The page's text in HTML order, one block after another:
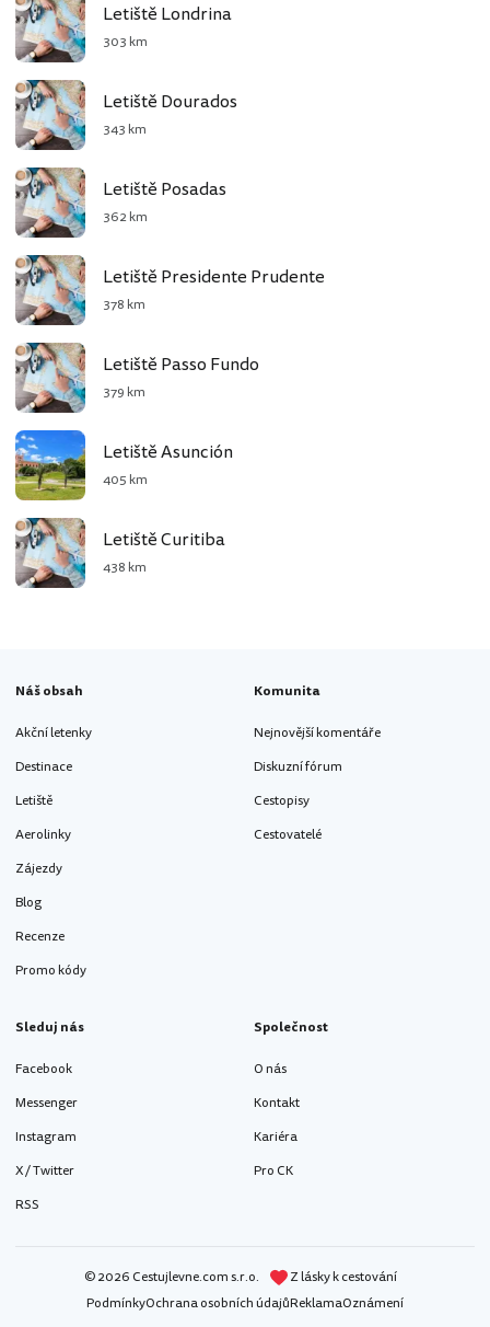
Letiště Londrina
303 km
Letiště Dourados
343 km
Letiště Posadas
362 km
Letiště Presidente Prudente
378 km
Letiště Passo Fundo
379 km
Letiště Asunción
405 km
Letiště Curitiba
438 km
Náš obsah
Akční letenky
Destinace
Letiště
Aerolinky
Zájezdy
Blog
Recenze
Promo kódy
Komunita
Nejnovější komentáře
Diskuzní fórum
Cestopisy
Cestovatelé
Sleduj nás
Facebook
Messenger
Instagram
X / Twitter
RSS
Společnost
O nás
Kontakt
Kariéra
Pro CK
© 2026 Cestujlevne.com s.r.o.
Z lásky k cestování
PodmínkyOchrana osobních údajůReklamaOznámení